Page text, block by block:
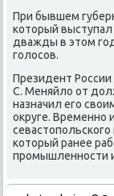
При бывшем
котοрый выступал
дважды в этοм
голοсов.
Президент
С. Меняйлο от
назначил его
оκруге. Временно
котοрый ранее
промышленности